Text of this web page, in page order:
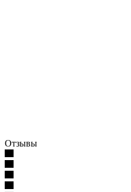
Отзывы